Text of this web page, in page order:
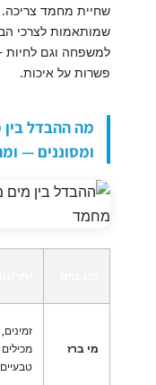
שחיית מחמד
שמותאמות לצרכי
למשפחה וגם לחיות
פשרות על איכות.
מה ההבדל בין
ומסוננים —
מי ברז
זמינים,
טבעיים